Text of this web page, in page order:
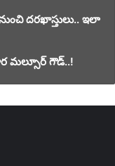
దరఖాస్తులు.. ఇలా
మల్సూర్ గౌడ్..!